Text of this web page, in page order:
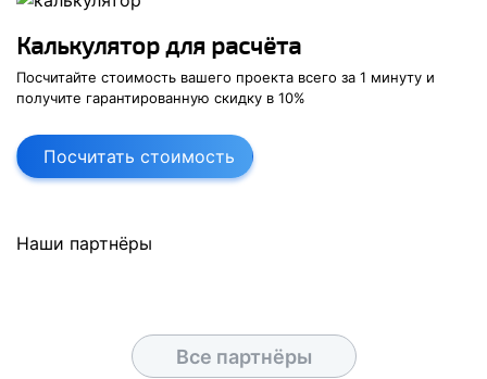
Калькулятор для расчёта
Посчитайте стоимость вашего проекта всего за 1 минуту и
получите гарантированную скидку в 10%
Посчитать стоимость
Наши партнёры
Все партнёры